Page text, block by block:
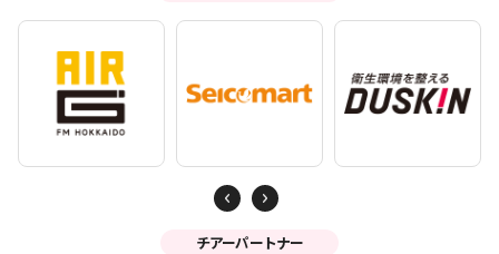
Next
チアーパートナー